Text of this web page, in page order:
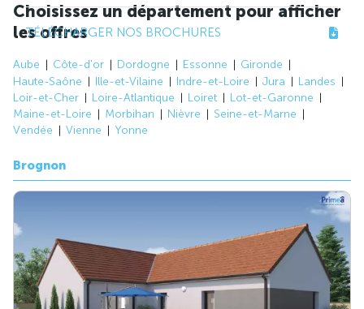
TÉLÉCHARGER NOS BROCHURES
Choisissez un département pour afficher
les offres
Aube Côte-d'or Dordogne Essonne
Gironde
Haute-Saône
Ille-et-Vilaine Indre-et-Loire Jura
Landes
Loir-et-Cher
Loire-Atlantique Loiret
Lot-et-Garonne
Maine-et-Loire
Morbihan Nièvre
Seine-et-Marne
Vendée
Vienne Yonne
Brognon